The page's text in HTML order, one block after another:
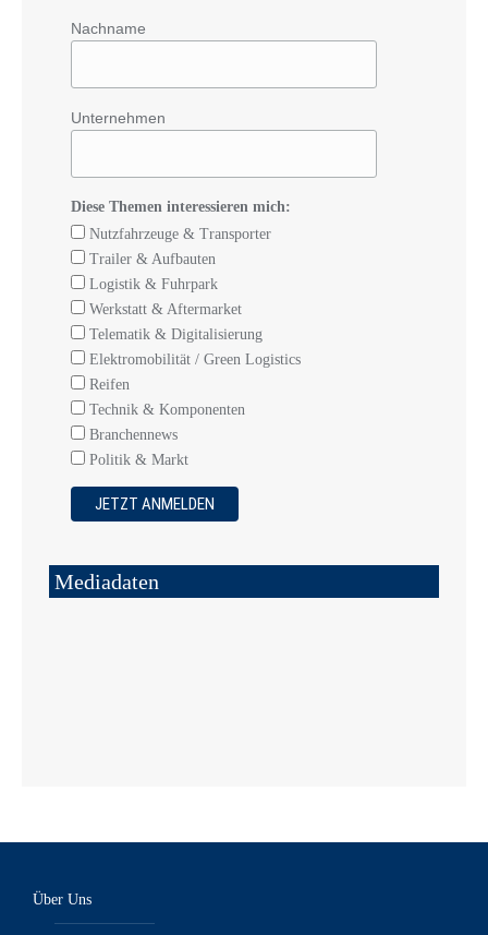
Nachname
Unternehmen
Diese Themen interessieren mich:
Nutzfahrzeuge & Transporter
Trailer & Aufbauten
Logistik & Fuhrpark
Werkstatt & Aftermarket
Telematik & Digitalisierung
Elektromobilität / Green Logistics
Reifen
Technik & Komponenten
Branchennews
Politik & Markt
Mediadaten
Über Uns